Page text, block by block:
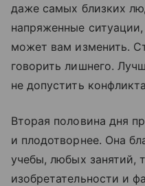
даже самых близких
напряженные
может вам изменить.
говорить лишнего.
не допустить
Вторая половина дня
и плодотворнее. Она
учебы, любых занятий,
изобретательности и